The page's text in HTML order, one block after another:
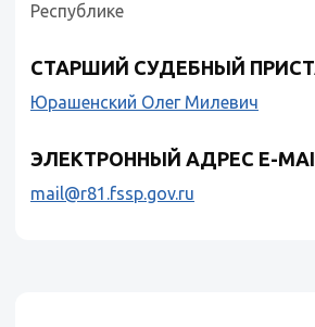
Республике
СТАРШИЙ СУДЕБНЫЙ
Юрашенский Олег Милевич
ЭЛЕКТРОННЫЙ АДРЕС E-
mail@r81.fssp.gov.ru